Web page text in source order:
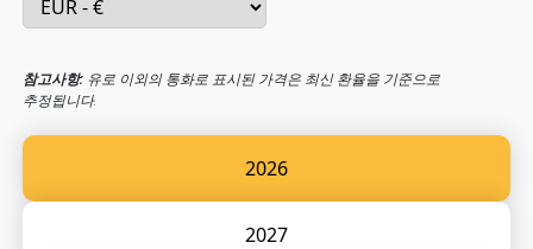
2026
2027
참고사항:유로 이외의 통화로 표시된 가격은 최신 환율을 기준으로
추정됩니다.